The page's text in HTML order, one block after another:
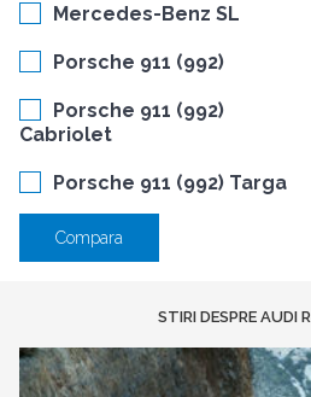
Mercedes-Benz SL
Porsche 911 (992)
Porsche 911 (992)
Cabriolet
Porsche 911 (992) Targa
Compara
STIRI DESPRE AUDI